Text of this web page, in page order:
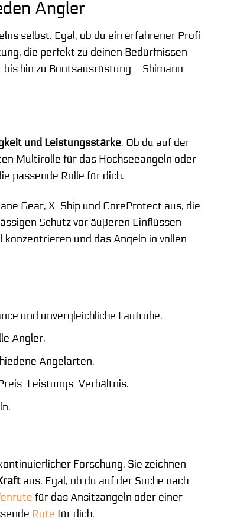
Angler
selbst. Egal, ob du ein erfahrener Profi
die perfekt zu deinen Bedürfnissen
bis hin zu Bootsausrüstung – Shimano
und Leistungsstärke. Ob du auf der
Multirolle für das Hochseeangeln oder
passende Rolle für dich.
Gear, X-Ship und CoreProtect aus, die
Schutz vor äußeren Einflüssen
und das Angeln in vollen
und unvergleichliche Laufruhe.
Angler.
Angelarten.
Leistungs-Verhältnis.
Forschung. Sie zeichnen
aus. Egal, ob du auf der Suche nach
für das Ansitzangeln oder einer
Rute für dich.